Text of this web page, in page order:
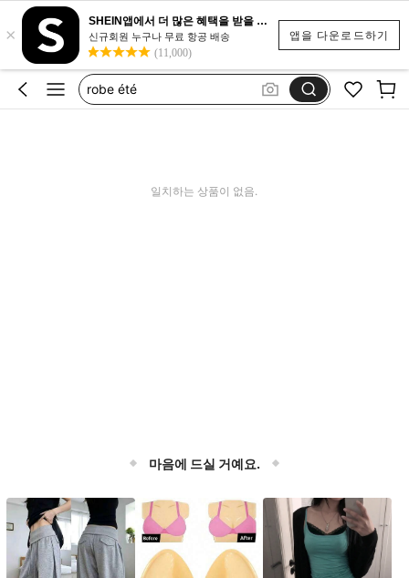
앱을 다운로드하기
×
SHEIN앱에서 더 많은 혜택을 받을 수 있어요.
신규회원 누구나 무료 항공 배송
(11,000)
short dresses for ladies
dress
robe été
일치하는 상품이 없음.
마음에 드실 거예요.